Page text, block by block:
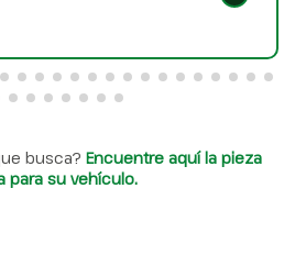
busca? Encuentre aquí la pieza
para su vehículo.